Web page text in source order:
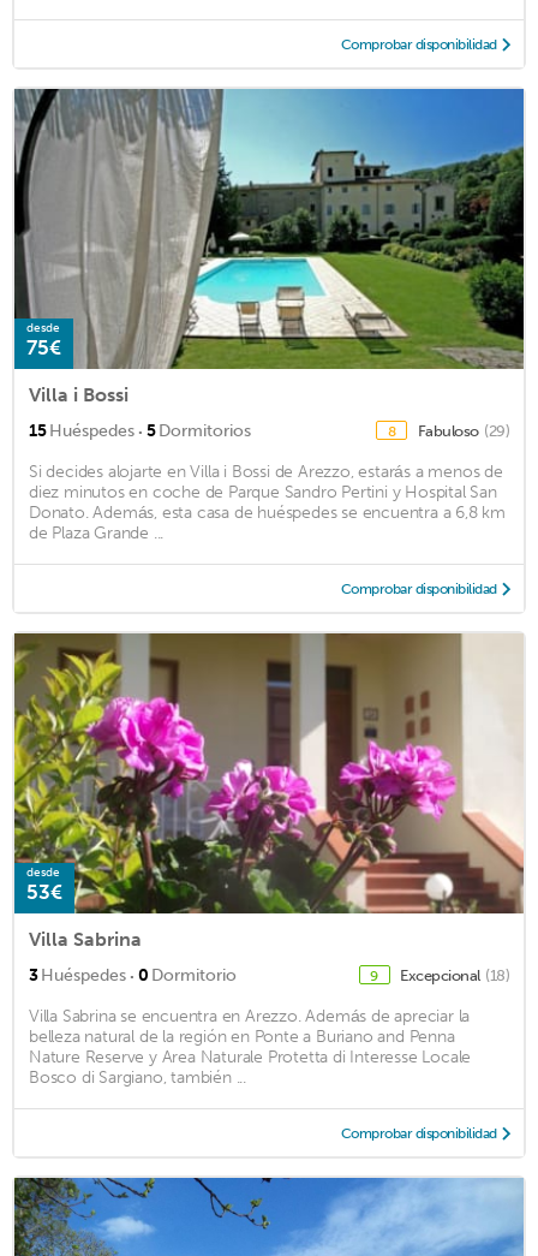
Comprobar disponibilidad
desde
75€
Villa i Bossi
15Huéspedes · 5Dormitorios 8 Fabuloso (29)
Si decides alojarte en Villa i Bossi de Arezzo, estarás a menos de
diez minutos en coche de Parque Sandro Pertini y Hospital San
Donato. Además, esta casa de huéspedes se encuentra a 6,8 km
de Plaza Grande ...
Comprobar disponibilidad
desde
53€
Villa Sabrina
3Huéspedes · 0 Dormitorio 9 Excepcional (18)
Villa Sabrina se encuentra en Arezzo. Además de apreciar la
belleza natural de la región en Ponte a Buriano and Penna
Nature Reserve y Area Naturale Protetta di Interesse Locale
Bosco di Sargiano, también ...
Comprobar disponibilidad